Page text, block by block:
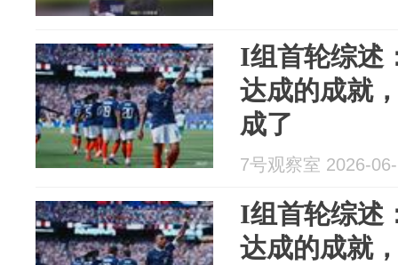
I组首轮综述
达成的成就
成了
7号观察室 2026-
I组首轮综述
达成的成就